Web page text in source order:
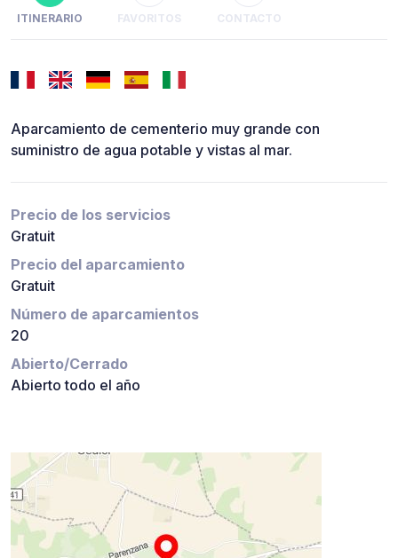
ITINERARIO FAVORITOS CONTACTO
Aparcamiento de cementerio muy grande con
suministro de agua potable y vistas al mar.
Precio de los servicios
Gratuit
Precio del aparcamiento
Gratuit
Número de aparcamientos
20
Abierto/Cerrado
Abierto todo el año